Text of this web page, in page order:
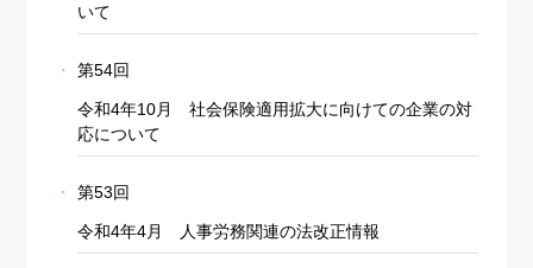
いて
第54回
令和4年10月 社会保険適用拡大に向けての企業の対
応について
第53回
令和4年4月 人事労務関連の法改正情報